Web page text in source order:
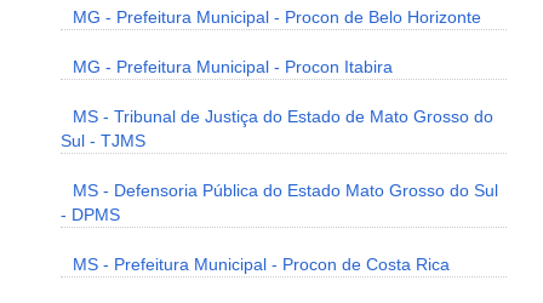
MG - Prefeitura Municipal - Procon de Belo Horizonte
MG - Prefeitura Municipal - Procon Itabira
MS - Tribunal de Justiça do Estado de Mato Grosso do
Sul - TJMS
MS - Defensoria Pública do Estado Mato Grosso do Sul
- DPMS
MS - Prefeitura Municipal - Procon de Costa Rica